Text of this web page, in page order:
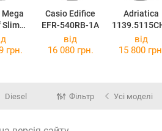
Mega
Slim
Casio Edifice
EFR-540RB-1A
Adriatica
грн.
від
16 080 грн.
від
15 800
Diesel Фільтр Усі моделі